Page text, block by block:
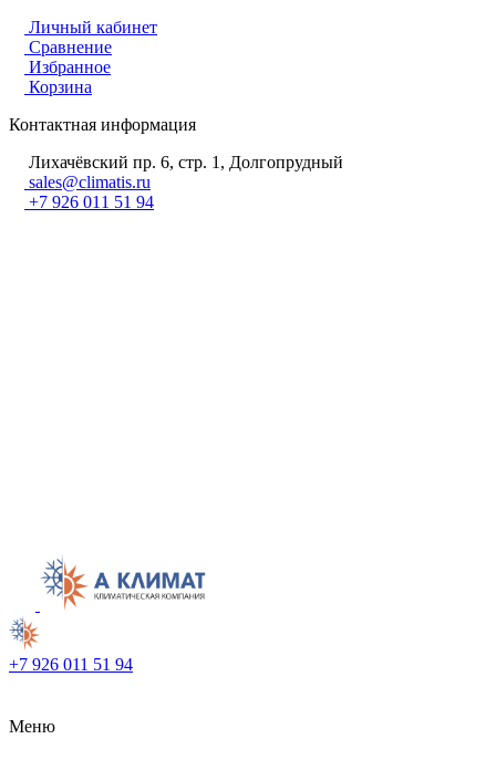
Личный кабинет
Сравнение
Избранное
Корзина
Контактная информация
Лихачёвский пр. 6, стр. 1, Долгопрудный
sales@climatis.ru
+7 926 011 51 94
+7 926 011 51 94
Меню